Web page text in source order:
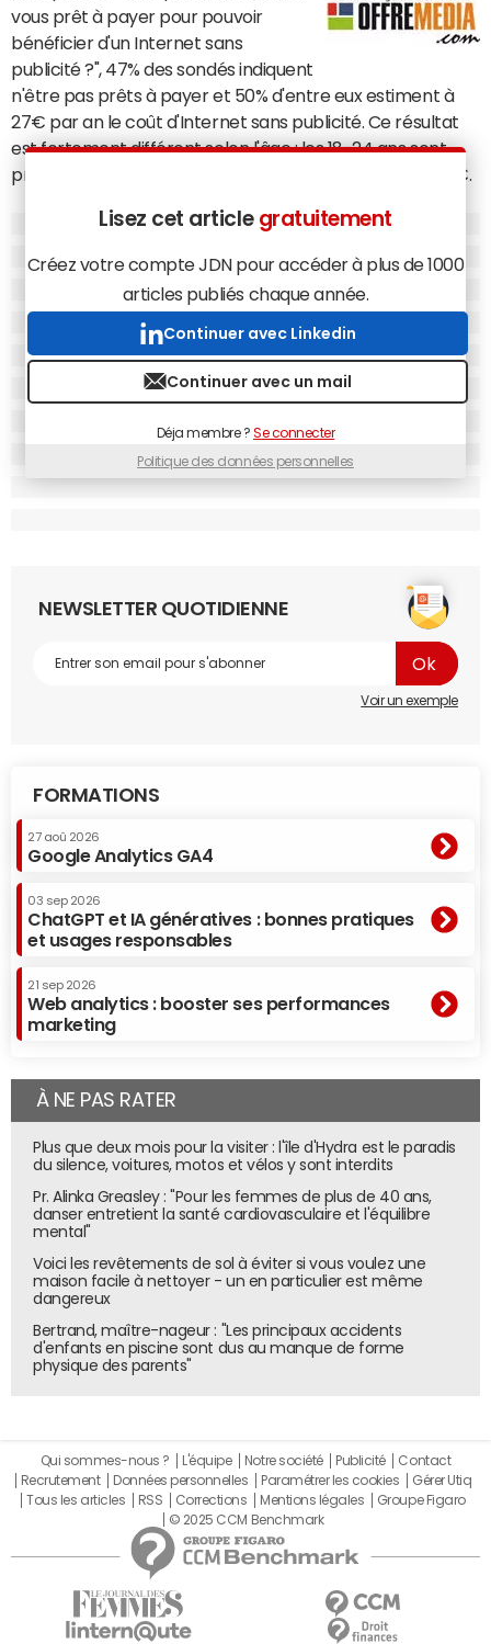
vous prêt à payer pour pouvoir
bénéficier d'un Internet sans
publicité ?", 47% des sondés indiquent
n'être pas prêts à payer et 50% d'entre eux estiment à
27€ par an le coût d'Internet sans publicité. Ce résultat
est fortement différent selon l'âge : les 18-24 ans sont
prêts à débourser 11€ en moyenne et les 50-64 ans 39€.
Mozoo estime que, vierge de toute publicité, Internet
coûterait 65€ par an et par internaute, en plus du prix
mensuel exigé par le fournisseur d'accès, une somme que
seuls 13% de la population accepterait de payer, dont 3%
assurément.
Lisez cet article gratuitement
Créez votre compte JDN pour accéder à plus de 1000
articles publiés chaque année.
Continuer avec Linkedin
Continuer avec un mail
Déja membre ?Se connecter
Politique des données personnelles
NEWSLETTER QUOTIDIENNE
Voir un exemple
FORMATIONS
27 aoû 2026
Google Analytics GA4
03 sep 2026
ChatGPT et IA génératives : bonnes pratiques
et usages responsables
21 sep 2026
Web analytics : booster ses performances
marketing
À NE PAS RATER
Plus que deux mois pour la visiter : l'île d'Hydra est le paradis
du silence, voitures, motos et vélos y sont interdits
Pr. Alinka Greasley : "Pour les femmes de plus de 40 ans,
danser entretient la santé cardiovasculaire et l'équilibre
mental"
Voici les revêtements de sol à éviter si vous voulez une
maison facile à nettoyer - un en particulier est même
dangereux
Bertrand, maître-nageur : "Les principaux accidents
d'enfants en piscine sont dus au manque de forme
physique des parents"
Qui sommes-nous ? L'équipe Notre société Publicité
Contact
Recrutement
Données personnelles Paramétrer les cookies
Gérer Utiq
Tous les articles
RSS Corrections Mentions légales
Groupe Figaro
© 2025 CCM Benchmark